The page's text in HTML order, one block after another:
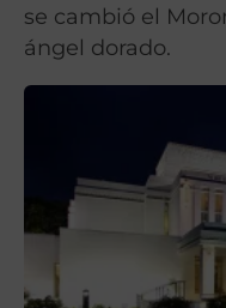
se cambió el
ángel dorado.